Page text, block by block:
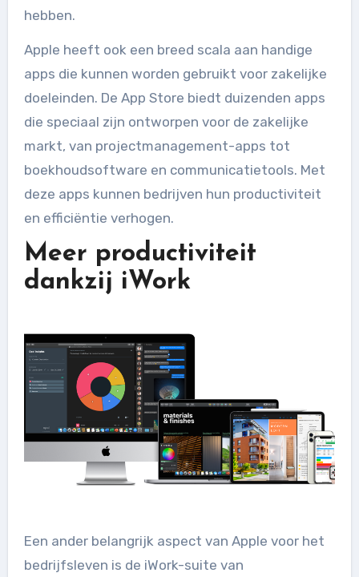
hebben.
Apple heeft ook een breed scala aan handige
apps die kunnen worden gebruikt voor zakelijke
doeleinden. De App Store biedt duizenden apps
die speciaal zijn ontworpen voor de zakelijke
markt, van projectmanagement-apps tot
boekhoudsoftware en communicatietools. Met
deze apps kunnen bedrijven hun productiviteit
en efficiëntie verhogen.
Meer productiviteit
dankzij iWork
Een ander belangrijk aspect van Apple voor het
bedrijfsleven is de iWork-suite van